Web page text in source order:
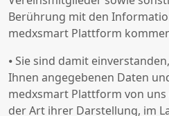
Berührung mit den
medxsmart Plattform
⦁ Sie sind damit
Ihnen angegebenen Daten
medxsmart Plattform von
der Art ihrer Darstellung, im